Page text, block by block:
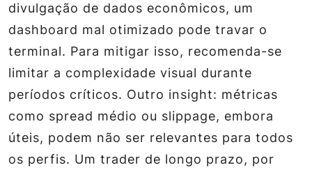
divulgação de dados econômicos, um
dashboard mal otimizado pode travar o
terminal. Para mitigar isso, recomenda-se
limitar a complexidade visual durante
períodos críticos. Outro insight: métricas
como spread médio ou slippage, embora
úteis, podem não ser relevantes para todos
os perfis. Um trader de longo prazo, por